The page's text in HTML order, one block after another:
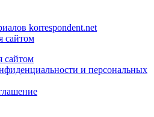
korrespondent.net
сайтом
сайтом
и персональных